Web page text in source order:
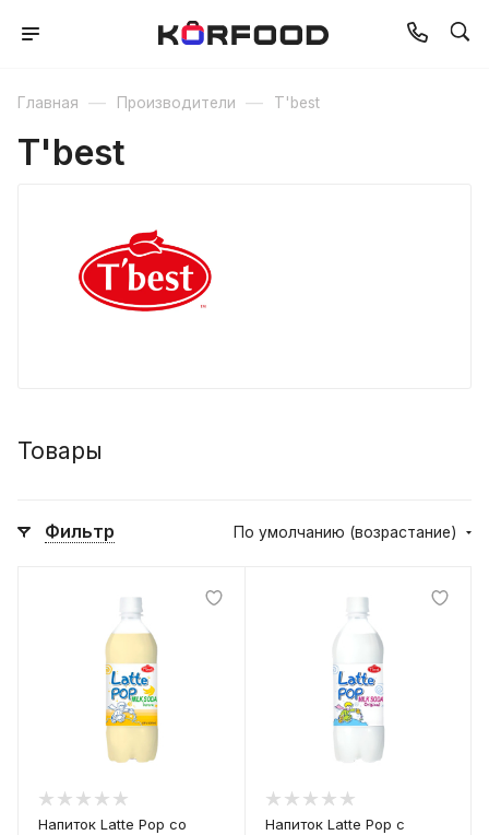
Главная — Производители — T'best
T'best
Товары
Фильтр По умолчанию (возрастание)
Напиток Latte Pop со
Напиток Latte Pop с